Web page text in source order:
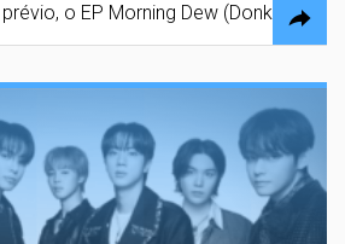
o EP Morning Dew (Donk)...